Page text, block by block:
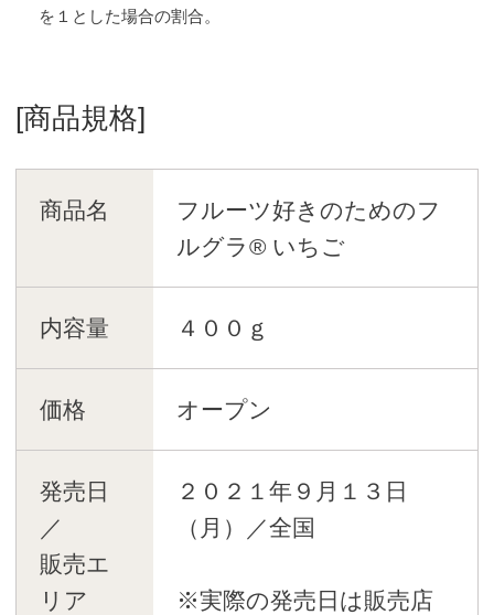
を１とした場合の割合。
[商品規格]
商品名
フルーツ好きのためのフ
ルグラ® いちご
内容量 ４００ｇ
価格 オープン
発売日
／
販売エ
リア
２０２１年９月１３日
（月）／全国
※実際の発売日は販売店